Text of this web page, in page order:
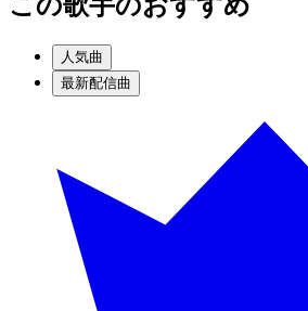
人気曲
最新配信曲